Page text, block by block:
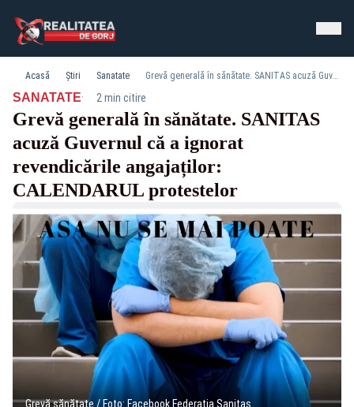
Acasă Știri Sanatate Grevă generală în sănătate. SANITAS acuză Guvernul că a ignorat revendicările angajaților: CALENDARUL protestelor
SANATATE· 2 min citire
Grevă generală în sănătate. SANITAS
acuză Guvernul că a ignorat
revendicările angajaților:
CALENDARUL protestelor
Grevă sănătate / Foto: Facebook Federația Sanitas